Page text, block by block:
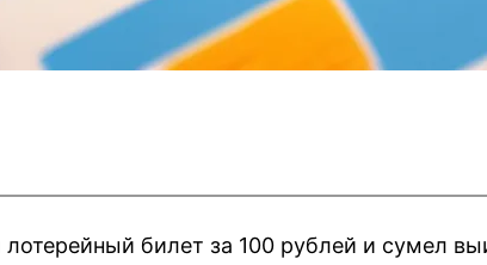
билет за 100 рублей и сумел